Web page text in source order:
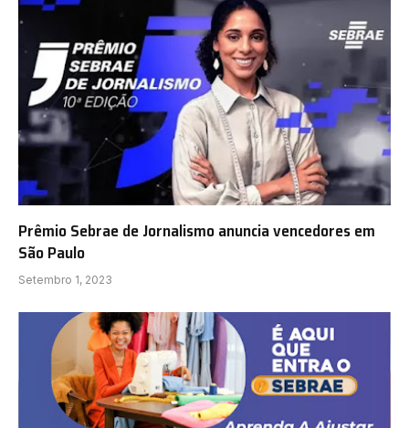
Prêmio Sebrae de Jornalismo anuncia vencedores em
São Paulo
Setembro 1, 2023